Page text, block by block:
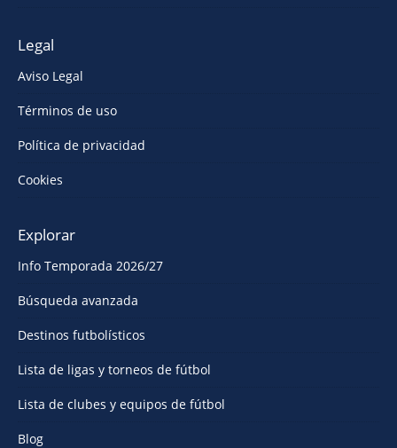
Legal
Aviso Legal
Términos de uso
Política de privacidad
Cookies
Explorar
Info Temporada 2026/27
Búsqueda avanzada
Destinos futbolísticos
Lista de ligas y torneos de fútbol
Lista de clubes y equipos de fútbol
Blog